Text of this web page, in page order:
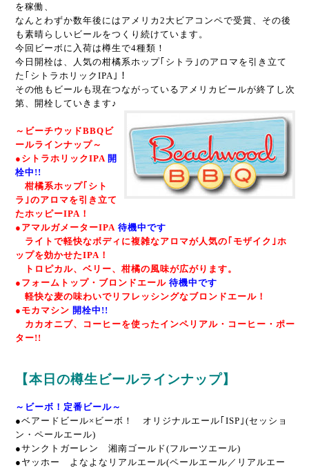
を稼働、
なんとわずか数年後にはアメリカ2大ビアコンペで受賞、その後
も素晴らしいビールをつくり続けています。
今回ビーボに入荷は樽生で4種類！
今日開栓は、人気の柑橘系ホップ｢シトラ｣のアロマを引き立て
た｢シトラホリックIPA｣！
その他もビールも現在つながっているアメリカビールが終了し次
第、開栓していきます♪
～ビーチウッドBBQビ
ールラインナップ～
●シトラホリックIPA開
栓中!!
柑橘系ホップ｢シト
ラ｣のアロマを引き立て
たホッピーIPA！
●アマルガメーターIPA 待機中です
ライトで軽快なボディに複雑なアロマが人気の｢モザイク｣ホ
ップを効かせたIPA！
トロピカル、ベリー、柑橘の風味が広がります。
●フォームトップ・ブロンドエール 待機中です
軽快な麦の味わいでリフレッシングなブロンドエール！
●モカマシン 開栓中!!
カカオニブ、コーヒーを使ったインペリアル・コーヒー・ポー
ター!!
【本日の樽生ビールラインナップ】
～ビーボ！定番ビール～
●ベアードビール×ビーボ！ オリジナルエール｢ISP｣(セッショ
ン・ペールエール)
●サンクトガーレン 湘南ゴールド(フルーツエール)
●ヤッホー よなよなリアルエール(ペールエール／リアルエー